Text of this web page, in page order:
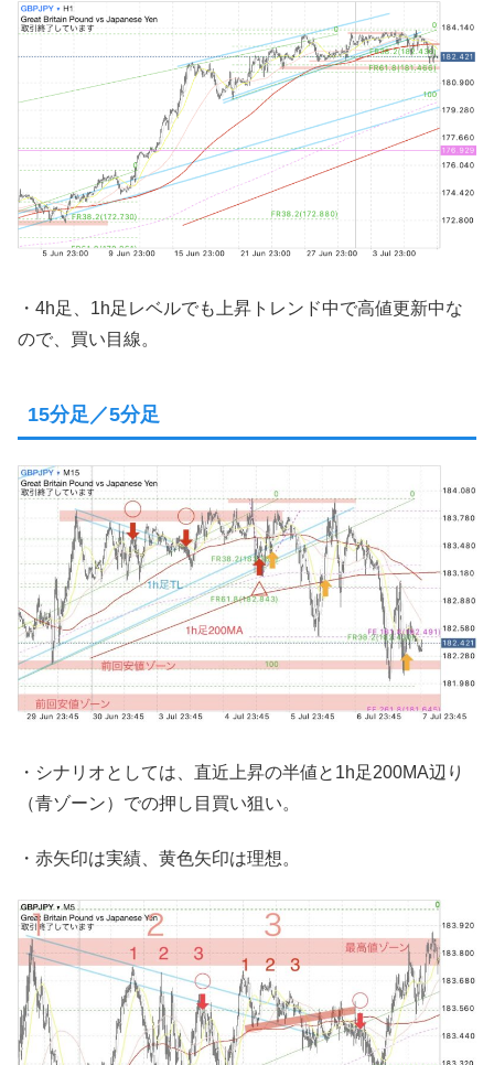
・4h足、1h足レベルでも上昇トレンド中で高値更新中な
ので、買い目線。
15分足／5分足
・シナリオとしては、直近上昇の半値と1h足200MA辺り
（青ゾーン）での押し目買い狙い。
・赤矢印は実績、黄色矢印は理想。